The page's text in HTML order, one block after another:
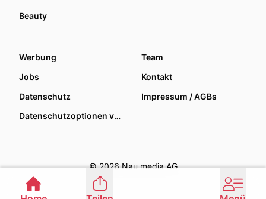
Beauty
Werbung
Team
Jobs
Kontakt
Datenschutz
Impressum / AGBs
Datenschutzoptionen verwalten
© 2026 Nau media AG